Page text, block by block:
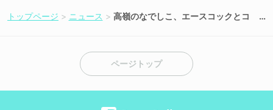
トップページ ニュース
高嶺のなでしこ、エースコックとコ
ページトップ